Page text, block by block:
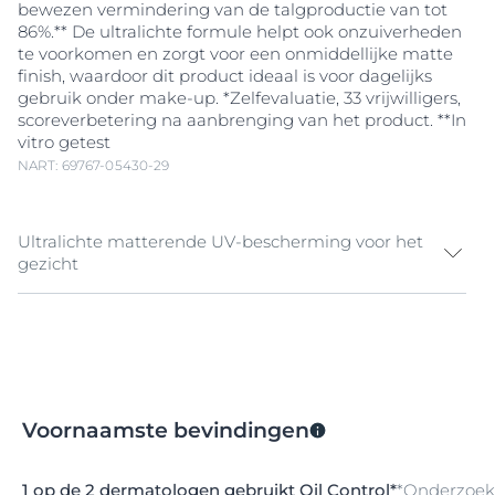
bewezen vermindering van de talgproductie van tot
86%.** De ultralichte formule helpt ook onzuiverheden
te voorkomen en zorgt voor een onmiddellijke matte
finish, waardoor dit product ideaal is voor dagelijks
gebruik onder make-up. *Zelfevaluatie, 33 vrijwilligers,
scoreverbetering na aanbrenging van het product. **In
vitro getest
NART: 69767-05430-29
Ultralichte matterende UV-bescherming voor het
gezicht
Eucerin Sun Oil Control Gel-Crème SPF 50+ voor het
Voornaamste bevindingen
1 op de 2 dermatologen gebruikt Oil Control*